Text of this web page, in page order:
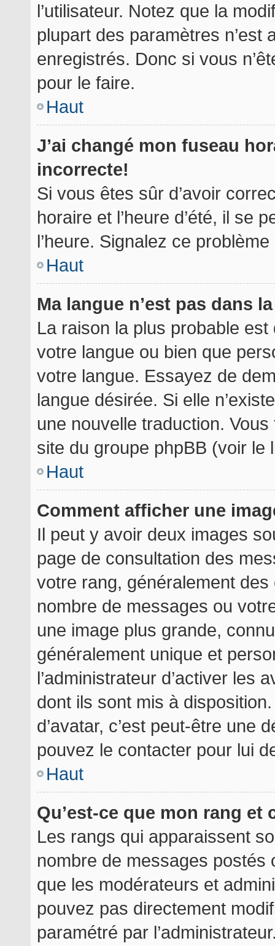
l’utilisateur. Notez que la
plupart des paramètres n’est
enregistrés. Donc si vous
pour le faire.
Haut
J’ai changé mon fuseau
incorrecte!
Si vous êtes sûr d’avoir
horaire et l’heure d’été, il se
l’heure. Signalez ce problème
Haut
Ma langue n’est pas dans
La raison la plus probable est
votre langue ou bien que
votre langue. Essayez de
langue désirée. Si elle
une nouvelle traduction.
site du groupe phpBB (voir le
Haut
Comment afficher une
Il peut y avoir deux images
page de consultation des
votre rang, généralement
nombre de messages ou
une image plus grande,
généralement unique et
l’administrateur d’activer les
dont ils sont mis à
d’avatar, c’est peut-être une
pouvez le contacter pour lui
Haut
Qu’est-ce que mon rang
Les rangs qui apparaissent
nombre de messages postés
que les modérateurs et
pouvez pas directement
paramétré par